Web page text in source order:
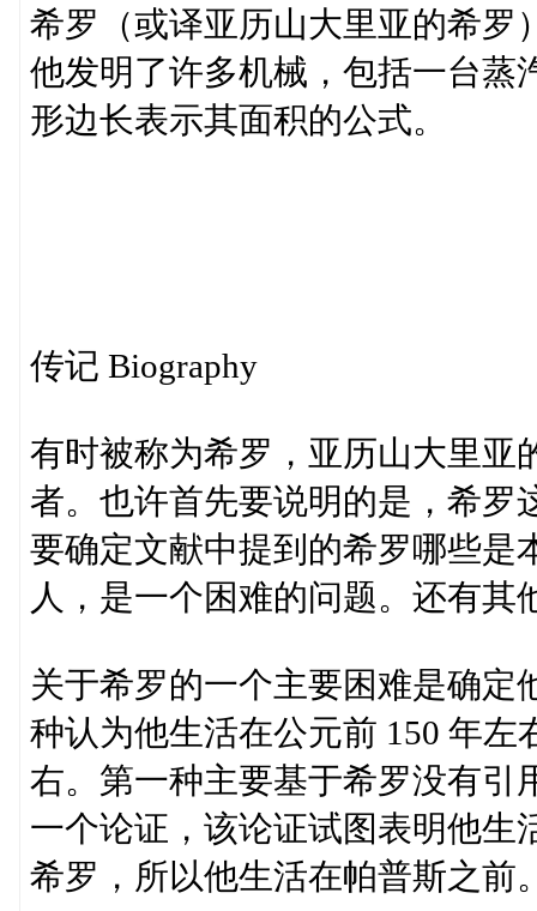
希罗（或译亚历山大里亚的希罗
他发明了许多机械，包括一台蒸
形边长表示其面积的公式。
传记 Biography
有时被称为希罗，亚历山大里亚
者。也许首先要说明的是，希罗
要确定文献中提到的希罗哪些是
人，是一个困难的问题。还有
关于希罗的一个主要困难是确定
种认为他生活在公元前 150 年左
右。第一种主要基于希罗没有引
一个论证，该论证试图表明他生
希罗，所以他生活在帕普斯之前